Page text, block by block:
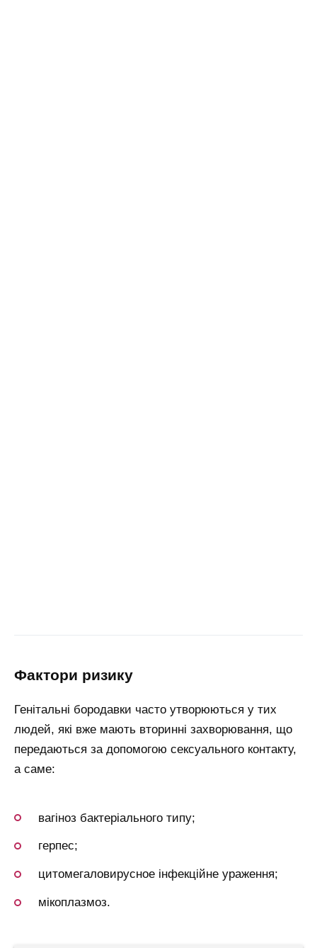
фактори ризику
Генітальні бородавки часто утворюються у тих
людей, які вже мають вторинні захворювання, що
передаються за допомогою сексуального контакту,
а саме:
вагіноз бактеріального типу;
герпес;
цитомегаловирусное інфекційне ураження;
мікоплазмоз.